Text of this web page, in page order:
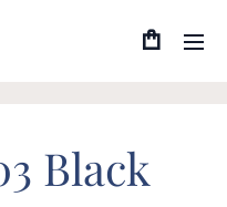
Black